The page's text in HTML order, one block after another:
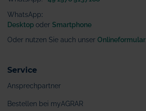
WhatsApp:
Desktop oder Smartphone
Oder nutzen Sie auch unser Onlineformular
Service
Ansprechpartner
Bestellen bei myAGRAR